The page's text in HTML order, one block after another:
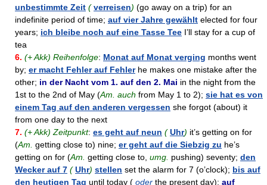
unbestimmte Zeit ( verreisen) (go away on a trip) for an
indefinite period of time; auf vier Jahre gewählt elected for four
years; ich bleibe noch auf eine Tasse Tee I’ll stay for a cup of
tea
6. (+ Akk) Reihenfolge: Monat auf Monat verging months went
by; er macht Fehler auf Fehlerhe makes one mistake after the
other; in der Nacht vom 1. auf den 2. Mai in the night from the
1st to the 2nd of May (Am. auch from May 1 to 2); sie hat es von
einem Tag auf den anderen vergessen she forgot (about) it
from one day to the next
7. (+ Akk) Zeitpunkt: es geht auf neun ( Uhr) it’s getting on for
(Am. getting close to) nine; er geht auf die Siebzig zu he’s
getting on for (Am. getting close to, umg. pushing) seventy; den
Wecker auf 7 ( Uhr) stellen set the alarm for 7 (o’clock); bis auf
den heutigen Tag until today ( oder the present day); auf